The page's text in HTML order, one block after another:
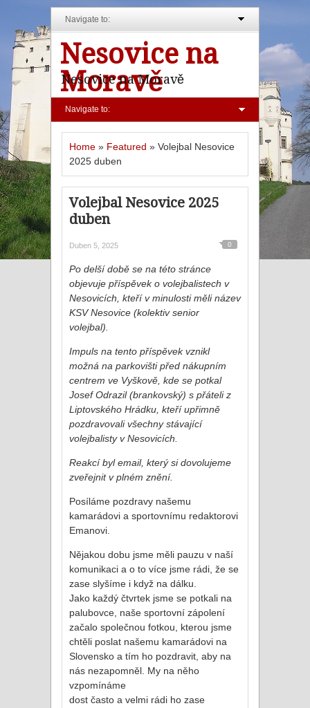
Navigate to:
Nesovice na
Moravě
Nesovice na Moravě
Navigate to:
Home » Featured » Volejbal Nesovice
2025 duben
Volejbal Nesovice 2025
duben
Duben 5, 2025 0
Po delší době se na této stránce
objevuje příspěvek o volejbalistech v
Nesovicích, kteří v minulosti měli název
KSV Nesovice (kolektiv senior
volejbal).
Impuls na tento příspěvek vznikl
možná na parkovišti před nákupním
centrem ve Vyškově, kde se potkal
Josef Odrazil (brankovský) s přáteli z
Liptovského Hrádku, kteří upřimně
pozdravovali všechny stávající
volejbalisty v Nesovicích.
Reakcí byl email, který si dovolujeme
zveřejnit v plném znění.
Posíláme pozdravy našemu
kamarádovi a sportovnímu redaktorovi
Emanovi.
Nějakou dobu jsme měli pauzu v naší
komunikaci a o to více jsme rádi, že se
zase slyšíme i když na dálku.
Jako každý čtvrtek jsme se potkali na
palubovce, naše sportovní zápolení
začalo společnou fotkou, kterou jsme
chtěli poslat našemu kamarádovi na
Slovensko a tím ho pozdravit, aby na
nás nezapomněl. My na něho
vzpomínáme
dost často a velmi rádi ho zase